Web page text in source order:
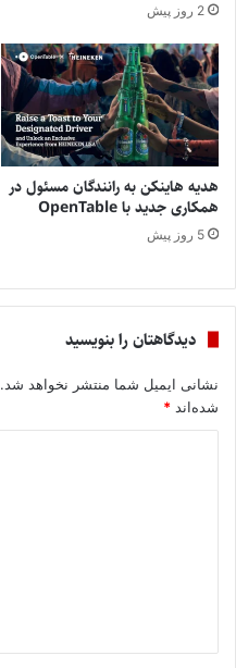
2 روز پیش
هدیه هاینکن به رانندگان مسئول در
همکاری جدید با OpenTable
5 روز پیش
دیدگاهتان را بنویسید
نشانی ایمیل شما منتشر نخواهد شد.
شده‌اند *